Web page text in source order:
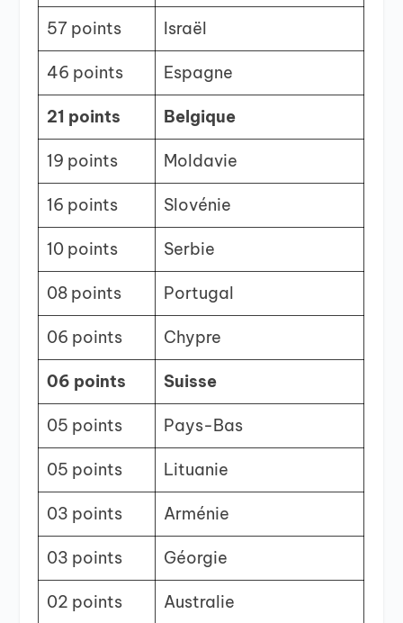
57 points Israël
46 points Espagne
21 points Belgique
19 points Moldavie
16 points Slovénie
10 points Serbie
08 points Portugal
06 points Chypre
06 points Suisse
05 points Pays-Bas
05 points Lituanie
03 points Arménie
03 points Géorgie
02 points Australie